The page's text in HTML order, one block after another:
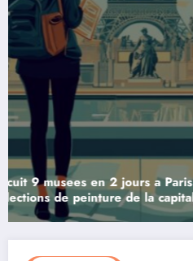
Decouvrez 3 jours
: La Loire a Velo pour une